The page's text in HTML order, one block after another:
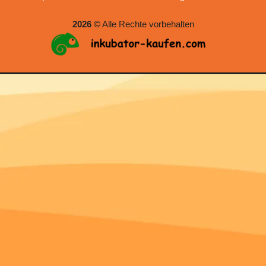
2026 ©Alle Rechte vorbehalten